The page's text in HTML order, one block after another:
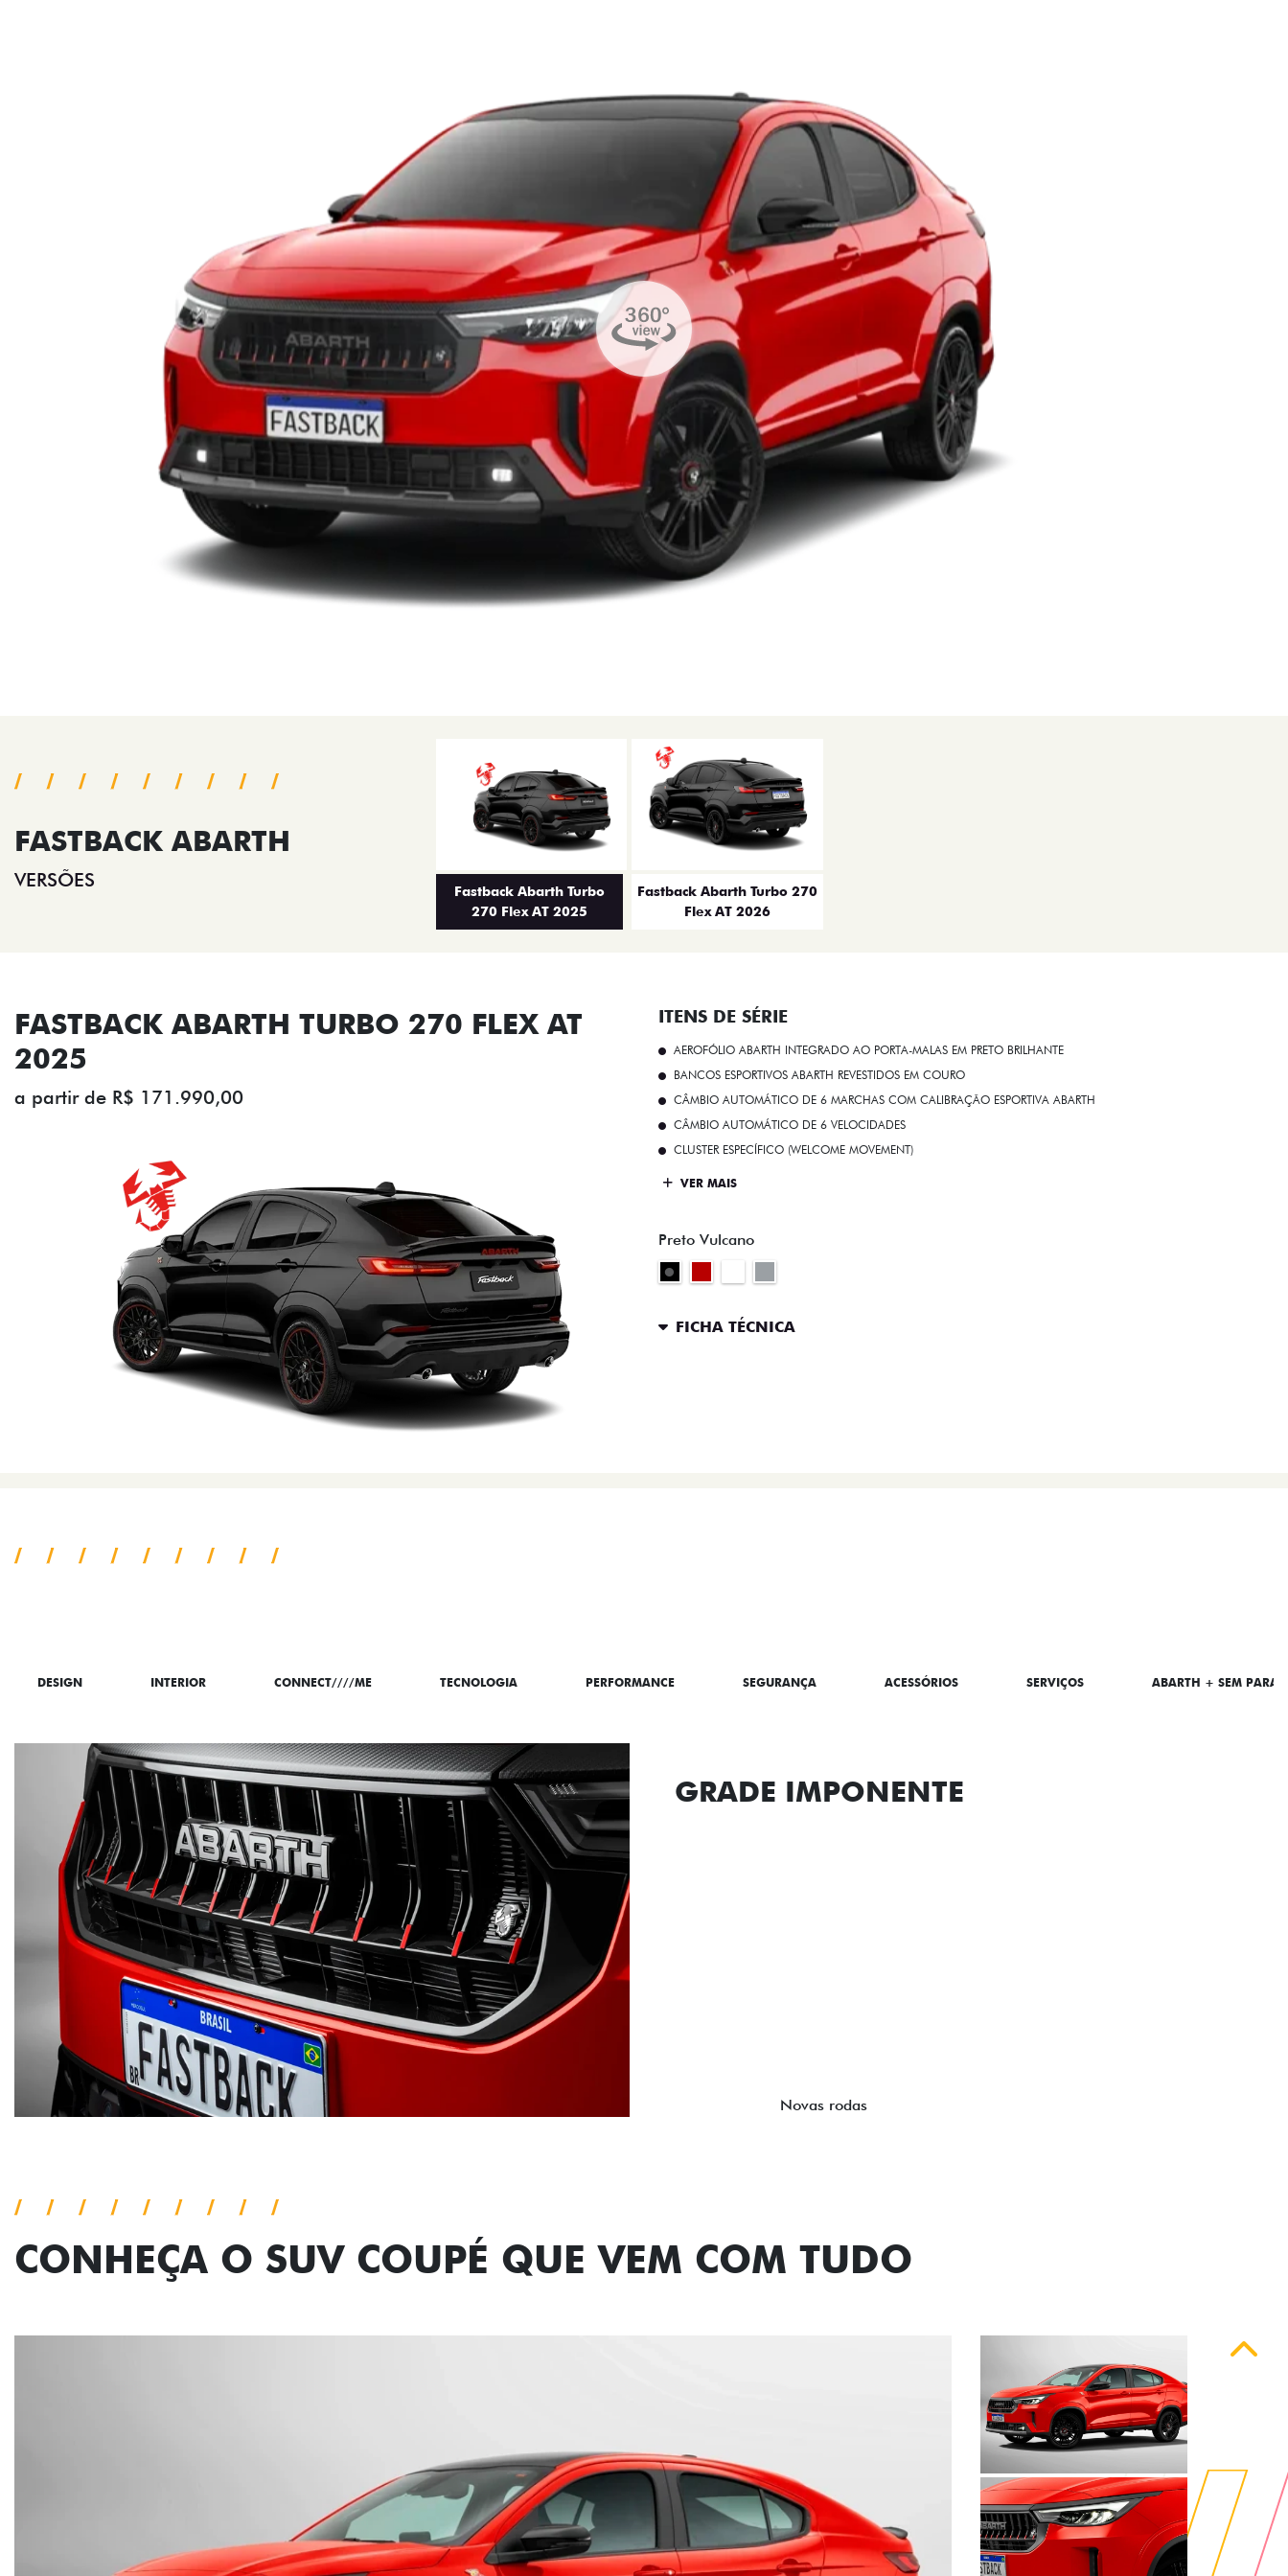
FASTBACK ABARTH
VERSÕES
Fastback Abarth Turbo
270 Flex AT 2025
Fastback Abarth Turbo 270
Flex AT 2026
FASTBACK ABARTH TURBO 270 FLEX AT
2025
a partir de R$ 171.990,00
ITENS DE SÉRIE
AEROFÓLIO ABARTH INTEGRADO AO PORTA-MALAS EM PRETO BRILHANTE
BANCOS ESPORTIVOS ABARTH REVESTIDOS EM COURO
CÂMBIO AUTOMÁTICO DE 6 MARCHAS COM CALIBRAÇÃO ESPORTIVA ABARTH
CÂMBIO AUTOMÁTICO DE 6 VELOCIDADES
CLUSTER ESPECÍFICO (WELCOME MOVEMENT)
VER MAIS
Preto Vulcano
FICHA TÉCNICA
DESIGN INTERIOR CONNECT////ME TECNOLOGIA PERFORMANCE SEGURANÇA ACESSÓRIOS SERVIÇOS ABARTH + SEM PARAR
NOVAS RODAS
Faróis e lanternas LED
CONHEÇA O SUV COUPÉ QUE VEM COM TUDO